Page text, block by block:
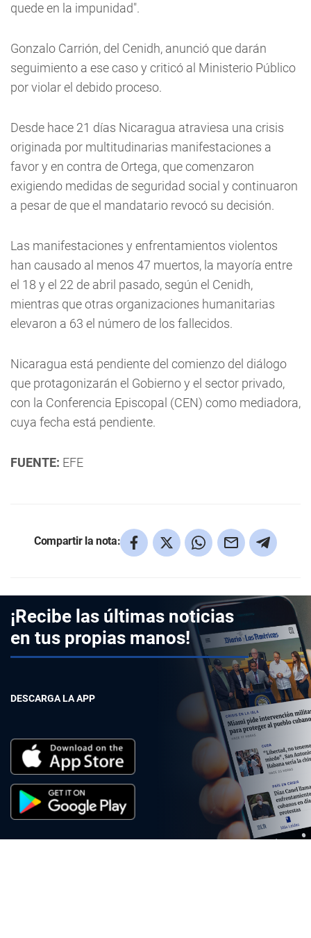
quede en la impunidad".
Gonzalo Carrión, del Cenidh, anunció que darán
seguimiento a ese caso y criticó al Ministerio Público
por violar el debido proceso.
Desde hace 21 días Nicaragua atraviesa una crisis
originada por multitudinarias manifestaciones a
favor y en contra de Ortega, que comenzaron
exigiendo medidas de seguridad social y continuaron
a pesar de que el mandatario revocó su decisión.
Las manifestaciones y enfrentamientos violentos
han causado al menos 47 muertos, la mayoría entre
el 18 y el 22 de abril pasado, según el Cenidh,
mientras que otras organizaciones humanitarias
elevaron a 63 el número de los fallecidos.
Nicaragua está pendiente del comienzo del diálogo
que protagonizarán el Gobierno y el sector privado,
con la Conferencia Episcopal (CEN) como mediadora,
cuya fecha está pendiente.
FUENTE: EFE
Compartir la nota:
¡Recibe las últimas noticias
en tus propias manos!
DESCARGA LA APP